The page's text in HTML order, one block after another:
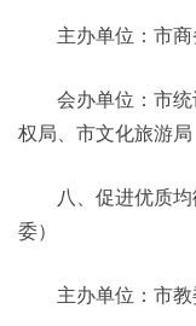
主办单位：市商
会办单位：市统
权局、市文化旅游局
八、促进优质均
委）
主办单位：市教